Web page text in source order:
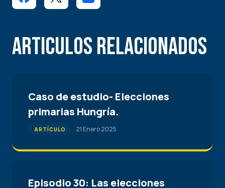
Articulos Relacionados
Caso de estudio- Elecciones
primarias Hungría.
ARTÍCULO 21 Enero 2025
Episodio 30: Las elecciones